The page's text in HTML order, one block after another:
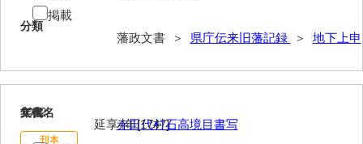
分類
藩政文書 ＞ 県庁伝来旧藩記録 ＞ 地下上申
掲載
1042
文書名
赤田代村石高境目書写
年代
延享4年[1747]